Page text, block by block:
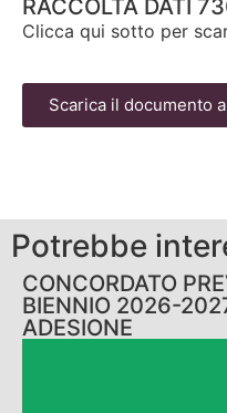
RACCOLTA DATI
Clicca qui sotto per
Scarica il documento
Potrebbe
CONCORDATO
BIENNIO 2026-
ADESIONE